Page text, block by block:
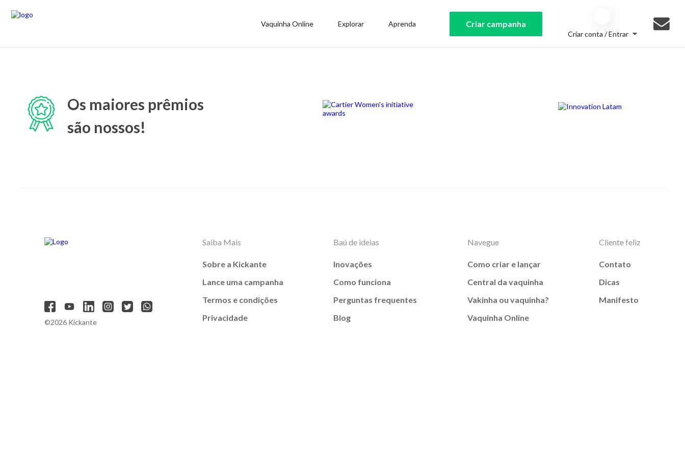
Vaquinha Online Explorar Aprenda Criar campanha
Criar conta / Entrar
Os maiores prêmios
são nossos!
©2026 Kickante
Saiba Mais
Sobre a Kickante
Lance uma campanha
Termos e condições
Privacidade
Baú de ideias
Inovações
Como funciona
Perguntas frequentes
Blog
Navegue
Como criar e lançar
Central da vaquinha
Vakinha ou vaquinha?
Vaquinha Online
Cliente feliz
Contato
Dicas
Manifesto